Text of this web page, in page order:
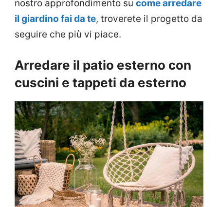
nostro approfondimento su come arredare
il giardino fai da te, troverete il progetto da
seguire che più vi piace.
Arredare il patio esterno con
cuscini e tappeti da esterno